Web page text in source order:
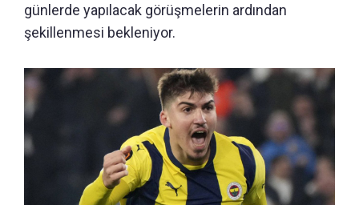
günlerde yapılacak görüşmelerin ardından
şekillenmesi bekleniyor.